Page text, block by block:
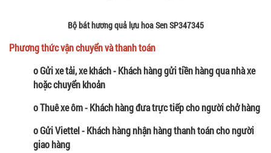
Bộ bát hương quả lựu hoa Sen SP347345
Phương thức vận chuyển và thanh toán
o Gửi xe tải, xe khách - Khách hàng gửi tiền hàng qua nhà xe
hoặc chuyển khoản
o Thuê xe ôm - Khách hàng đưa trực tiếp cho người chở hàng
o Gửi Viettel - Khách hàng nhận hàng thanh toán cho người
giao hàng